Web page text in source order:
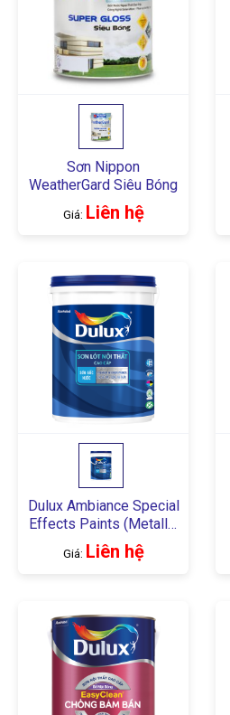
Sơn Nippon
WeatherGard Siêu Bóng
Giá: Liên hệ
Dulux Ambiance Special
Effects Paints (Metallic
Silver)
Giá: Liên hệ